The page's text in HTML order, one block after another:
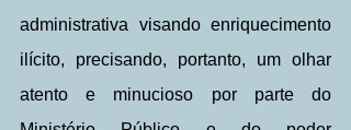
administrativa visando enriquecimento
ilícito, precisando, portanto, um olhar
atento e minucioso por parte do